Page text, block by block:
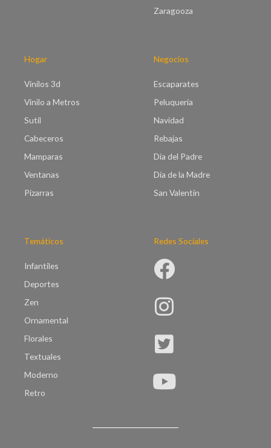
Zaragooza
Hogar
Vinilos 3d
Vinilo a Metros
Sutil
Cabeceros
Mamparas
Ventanas
Pizarras
Negocios
Escaparates
Peluquería
Navidad
Rebajas
Día del Padre
Día de la Madre
San Valentín
Temáticos
Infantiles
Deportes
Zen
Ornamental
Florales
Textuales
Moderno
Retro
Redes Sociales